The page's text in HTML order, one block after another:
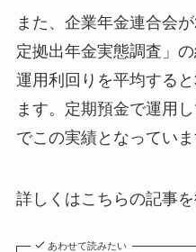
また、企業年金連合会
定拠出年金実態調査」
運用利回りを平均すると
ます。定期預金で運用
でこの実績となっていま
詳しくはこちらの記事を
あわせて読みたい